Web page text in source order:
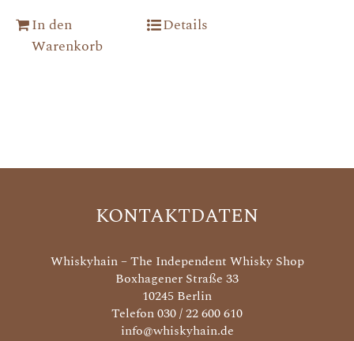
In den
Warenkorb
Details
KONTAKTDATEN
Whiskyhain – The Independent Whisky Shop
Boxhagener Straße 33
10245 Berlin
Telefon 030 / 22 600 610
info@whiskyhain.de